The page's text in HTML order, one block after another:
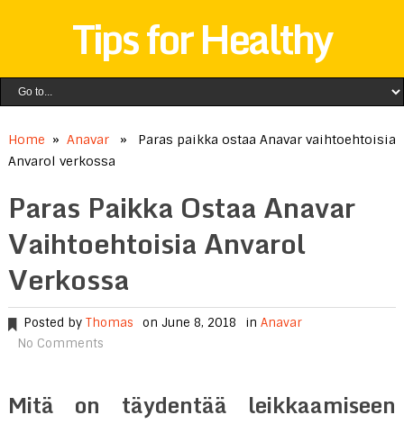
Tips for Healthy
Home » Anavar» Paras paikka ostaa Anavar vaihtoehtoisia
Anvarol verkossa
Paras Paikka Ostaa Anavar
Vaihtoehtoisia Anvarol
Verkossa
Posted by Thomas on June 8, 2018 in Anavar
No Comments
Mitä on täydentää leikkaamiseen